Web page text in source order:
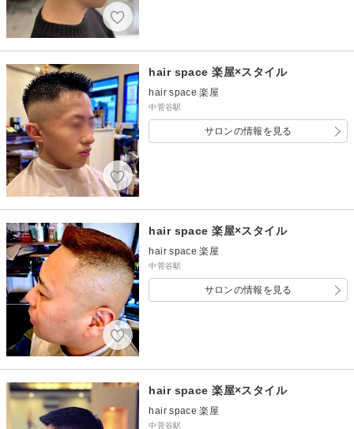
hair space 楽屋×スタイル
hair space 楽屋
中菅谷駅
サロンの情報を見る
hair space 楽屋×スタイル
hair space 楽屋
中菅谷駅
サロンの情報を見る
hair space 楽屋×スタイル
hair space 楽屋
中菅谷駅